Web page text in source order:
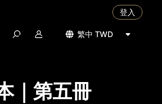
登入
繁中 TWD
｜第五冊